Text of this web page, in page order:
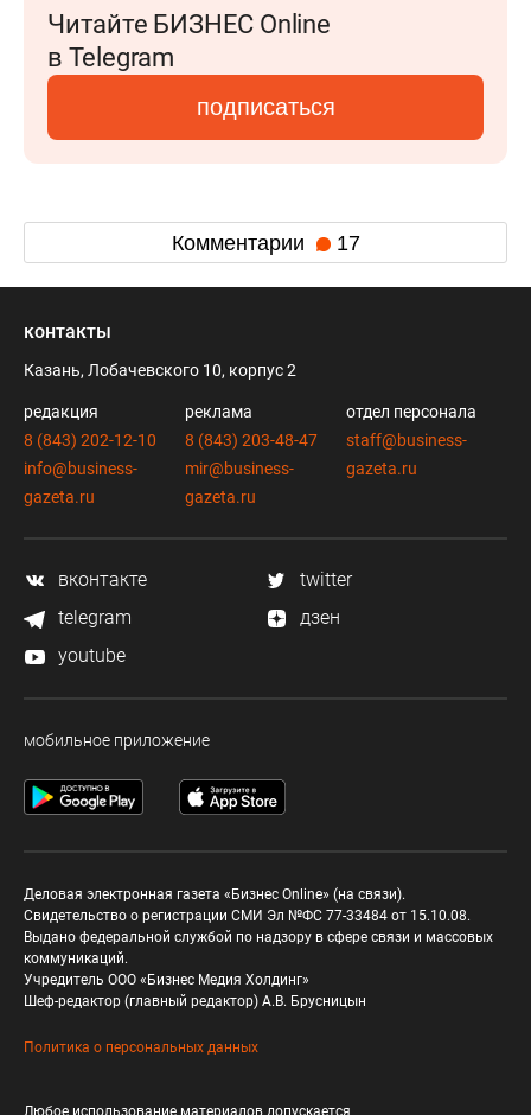
Читайте БИЗНЕС Online
в Telegram
подписаться
Комментарии 17
контакты
Казань, Лобачевского 10, корпус 2
редакция
8 (843) 202-12-10
info@business-
gazeta.ru
реклама
8 (843) 203-48-47
mir@business-
gazeta.ru
отдел персонала
staff@business-
gazeta.ru
вконтакте
twitter
telegram
дзен
youtube
мобильное приложение
Деловая электронная газета «Бизнес Online» (на связи).
Свидетельство о регистрации СМИ Эл №ФС 77-33484 от 15.10.08.
Выдано федеральной службой по надзору в сфере связи и массовых
коммуникаций.
Учредитель ООО «Бизнес Медия Холдинг»
Шеф-редактор (главный редактор) А.В. Брусницын
Политика о персональных данных
Любое использование материалов допускается